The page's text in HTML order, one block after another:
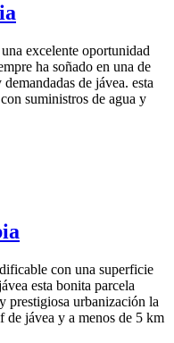
excelente oportunidad
ha soñado en una de
de jávea. esta
suministros de agua y
con una superficie
esta bonita parcela
prestigiosa urbanización la
de jávea y a menos de 5 km